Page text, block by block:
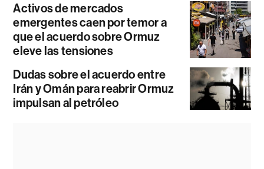
Activos de mercados
emergentes caen por temor a
que el acuerdo sobre Ormuz
eleve las tensiones
Dudas sobre el acuerdo entre
Irán y Omán para reabrir Ormuz
impulsan al petróleo